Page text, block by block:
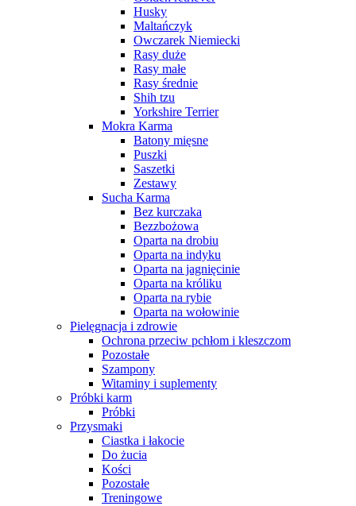
Husky
Maltańczyk
Owczarek Niemiecki
Rasy duże
Rasy małe
Rasy średnie
Shih tzu
Yorkshire Terrier
Mokra Karma
Batony mięsne
Puszki
Saszetki
Zestawy
Sucha Karma
Bez kurczaka
Bezzbożowa
Oparta na drobiu
Oparta na indyku
Oparta na jagnięcinie
Oparta na króliku
Oparta na rybie
Oparta na wołowinie
Pielęgnacja i zdrowie
Ochrona przeciw pchłom i kleszczom
Pozostałe
Szampony
Witaminy i suplementy
Próbki karm
Próbki
Przysmaki
Ciastka i łakocie
Do żucia
Kości
Pozostałe
Treningowe